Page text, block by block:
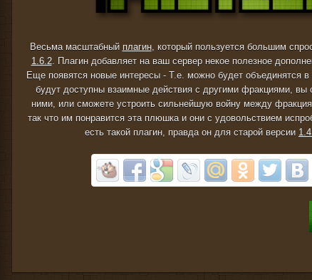
Весьма масштабный плагин, который пользуется большим
1.6.2. Плагин добавляет на ваш сервер некое полезное
Еще появятся новые интересы - Т.е. можно будет объединятся
будут доступны взаимные действия с другими фракциями, вы
ними, или сможете устроить сильнейшую войну между
так что им понравится эта плюшка и они с удовольствием
есть такой плагин, правда он для старой версии